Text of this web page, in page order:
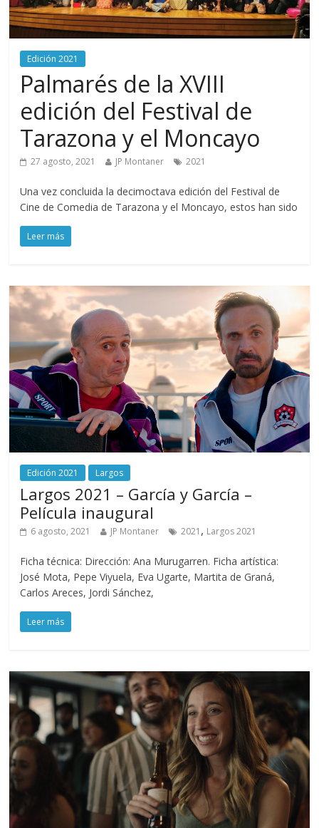
Edición 2021
Palmarés de la XVIII
edición del Festival de
Tarazona y el Moncayo
27 agosto, 2021 JP Montaner 2021
Una vez concluida la decimoctava edición del Festival de
Cine de Comedia de Tarazona y el Moncayo, estos han sido
Leer más
Edición 2021 Largos
Largos 2021 – García y García –
Película inaugural
6 agosto, 2021 JP Montaner 2021 , Largos 2021
Ficha técnica: Dirección: Ana Murugarren. Ficha artística:
José Mota, Pepe Viyuela, Eva Ugarte, Martita de Graná,
Carlos Areces, Jordi Sánchez,
Leer más